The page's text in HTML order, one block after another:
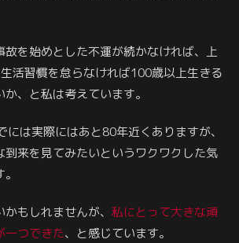
故を始めとした不運が続かなければ、上
活習慣を怠らなければ100歳以上生きる
、と私は考えています。
には実際にはあと80年近くありますが、
到来を見てみたいというワクワクした気
もしれませんが、 私にとって大きな頑
一つできた、と感じています。